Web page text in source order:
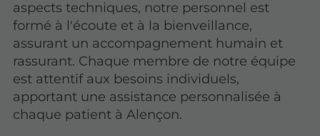
aspects techniques, notre personnel est
formé à l'écoute et à la bienveillance,
assurant un accompagnement humain et
rassurant. Chaque membre de notre équipe
est attentif aux besoins individuels,
apportant une assistance personnalisée à
chaque patient à Alençon.